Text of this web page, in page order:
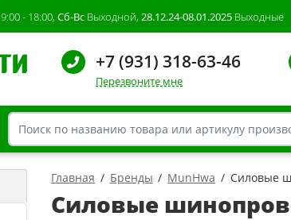
9:00 - 18:00, Сб-Вс Выходной, 28.12.24-08.01.2025 Выходные
+7 (931) 318-63-46
Перезвоните мне
Главная Бренды MunHwa Силовые
Силовые